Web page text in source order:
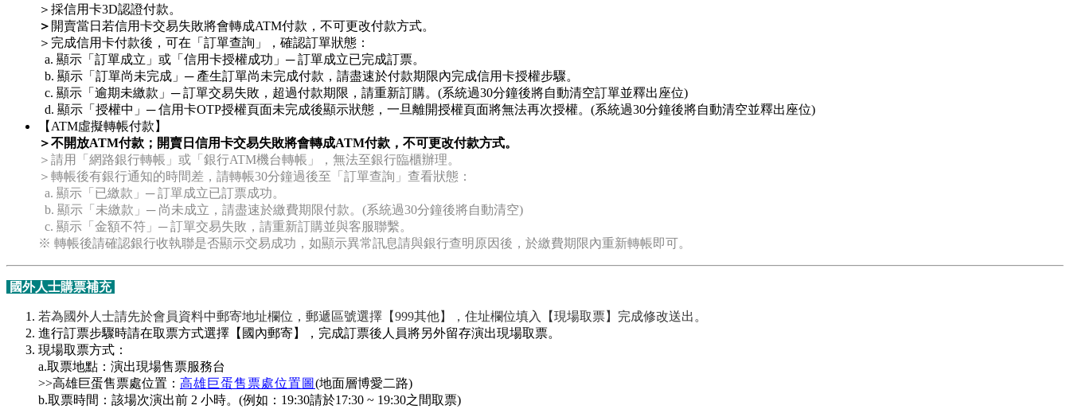
＞採信用卡3D認證付款。
＞ 開賣當日若信用卡交易失敗將會轉成ATM付款，不可更改付款方式。
＞完成信用卡付款後，可在「訂單查詢」，確認訂單狀態：
a. 顯示「訂單成立」或「信用卡授權成功」─ 訂單成立已完成訂票。
b. 顯示「訂單尚未完成」─ 產生訂單尚未完成付款，請盡速於付款期限內完成信用卡授權步驟。
c. 顯示「逾期未繳款」─ 訂單交易失敗，超過付款期限，請重新訂購。(系統過30分鐘後將自動清空訂單並釋出座位)
d. 顯示「授權中」─ 信用卡OTP授權頁面未完成後顯示狀態，一旦離開授權頁面將無法再次授權。(系統過30分鐘後將自動清空並釋出座位)
【ATM虛擬轉帳付款】
＞不開放ATM付款；開賣日信用卡交易失敗將會轉成ATM付款，不可更改付款方式。
＞請用「網路銀行轉帳」或「銀行ATM機台轉帳」，無法至銀行臨櫃辦理。
＞轉帳後有銀行通知的時間差，請轉帳30分鐘過後至「訂單查詢」查看狀態：
a. 顯示「已繳款」─ 訂單成立已訂票成功。
b. 顯示「未繳款」─ 尚未成立，請盡速於繳費期限付款。(系統過30分鐘後將自動清空)
c. 顯示「金額不符」─ 訂單交易失敗，請重新訂購並與客服聯繫。
※ 轉帳後請確認銀行收執聯是否顯示交易成功，如顯示異常訊息請與銀行查明原因後，於繳費期限內重新轉帳即可。
國外人士購票補充
若為國外人士請先於會員資料中郵寄地址欄位，郵遞區號選擇【999其他】，住址欄位填入【現場取票】完成修改送出。
進行訂票步驟時請在取票方式選擇【國內郵寄】，完成訂票後人員將另外留存演出現場取票。
現場取票方式：
a.取票地點：演出現場售票服務台
>>高雄巨蛋售票處位置： 高雄巨蛋售票處位置圖 (地面層博愛二路)
b.取票時間：該場次演出前 2 小時。(例如：19:30請於17:30 ~ 19:30之間取票)